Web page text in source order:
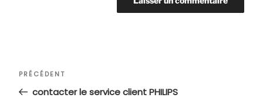
Navigation
l’article
Article
précédent
PRÉCÉDENT
contacter le service client PHILIPS